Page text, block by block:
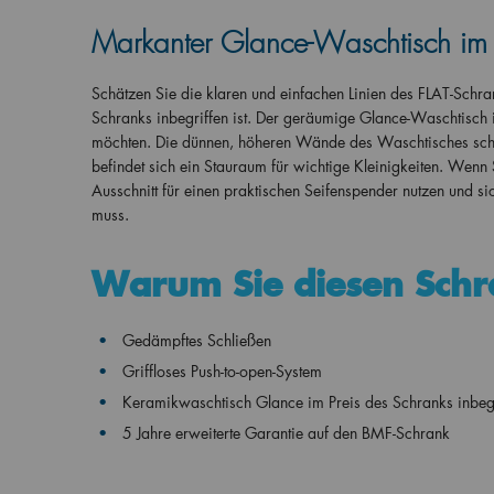
Markanter Glance-Waschtisch im
Schätzen Sie die klaren und einfachen Linien des FLAT-
Schranks inbegriffen ist. Der geräumige Glance-
möchten. Die dünnen, höheren Wände des Waschtisches
befindet sich ein Stauraum für wichtige Kleinigkeiten.
Ausschnitt für einen praktischen Seifenspender nutzen und
muss.
Warum Sie diesen
Gedämpftes Schließen
Griffloses Push-to-open-System
Keramikwaschtisch Glance im Preis des Schranks
5 Jahre erweiterte Garantie auf den BMF-Schrank